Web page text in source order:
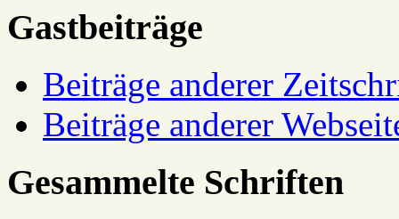
Gastbeiträge
Beiträge anderer
Beiträge anderer
Gesammelte Schriften